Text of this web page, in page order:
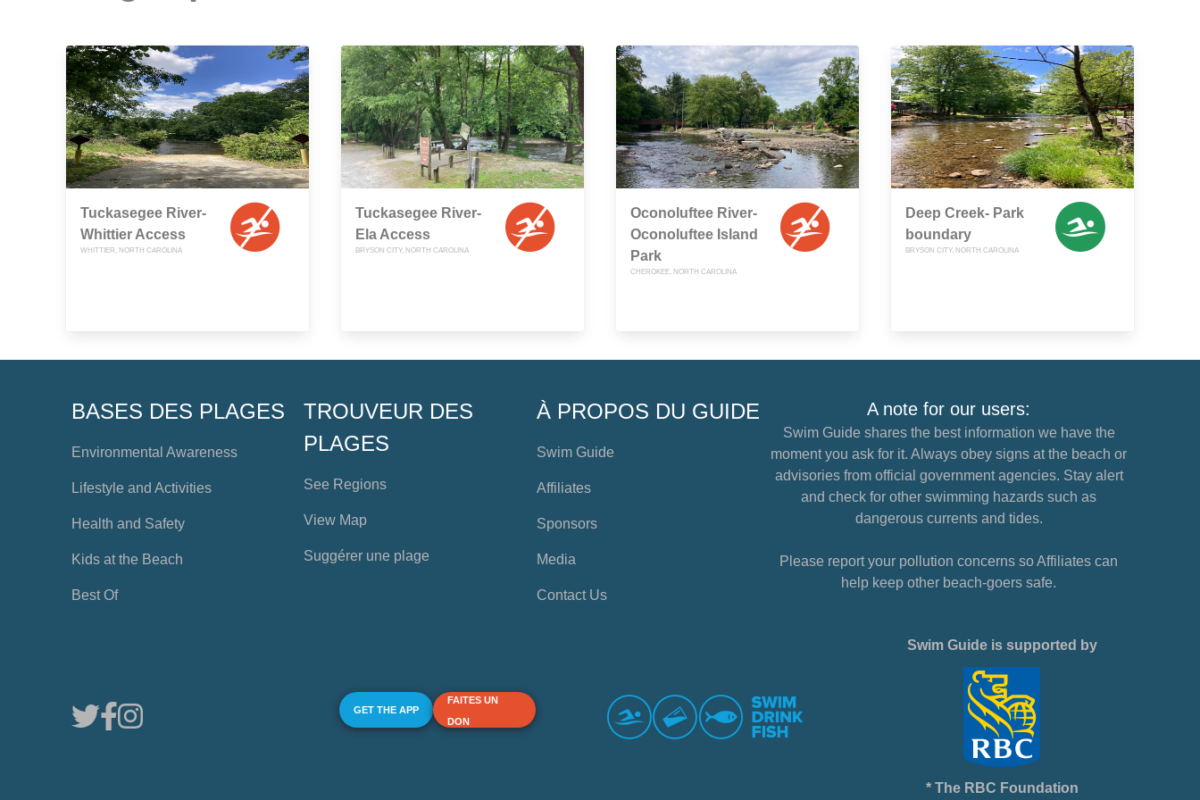
Tuckasegee River-
Whittier Access
WHITTIER, NORTH CAROLINA
Tuckasegee River-
Ela Access
BRYSON CITY, NORTH CAROLINA
Oconoluftee River-
Oconoluftee Island
Park
CHEROKEE, NORTH CAROLINA
Deep Creek- Park
boundary
BRYSON CITY, NORTH CAROLINA
BASES DES PLAGES
Environmental Awareness
Lifestyle and Activities
Health and Safety
Kids at the Beach
Best Of
TROUVEUR DES
PLAGES
See Regions
View Map
Suggérer une plage
À PROPOS DU GUIDE
Swim Guide
Affiliates
Sponsors
Media
Contact Us
A note for our users:
Swim Guide shares the best information we have the
moment you ask for it. Always obey signs at the beach or
advisories from official government agencies. Stay alert
and check for other swimming hazards such as
dangerous currents and tides.
Please report your pollution concerns so Affiliates can
help keep other beach-goers safe.
GET THE APP
FAITES UN
DON
Swim Guide is supported by
* The RBC Foundation